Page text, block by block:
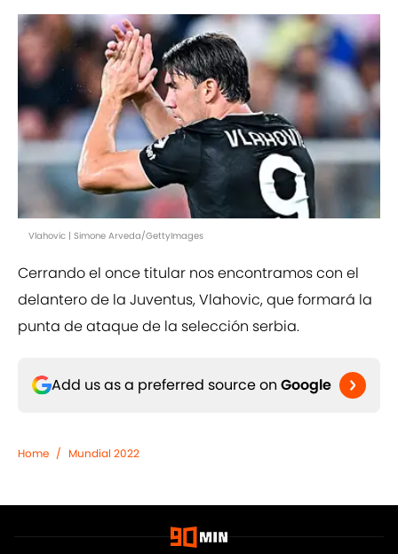
Vlahovic | Simone Arveda/GettyImages
Cerrando el once titular nos encontramos con el
delantero de la Juventus, Vlahovic, que formará la
punta de ataque de la selección serbia.
Add us as a preferred source on Google
Home / Mundial 2022